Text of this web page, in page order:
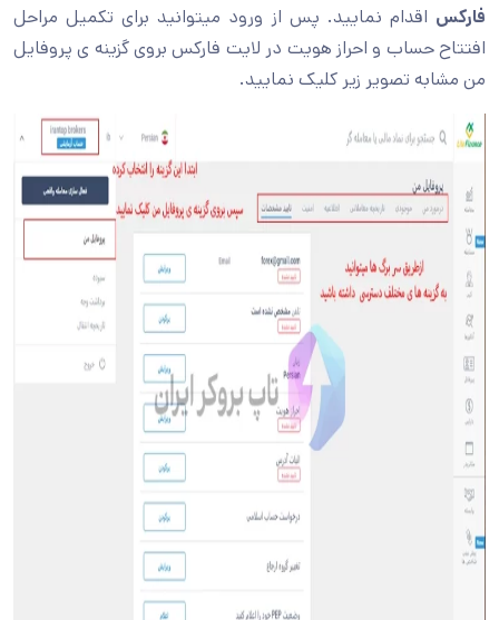
فارکس اقدام نمایید. پس از ورود میتوانید برای تکمیل مراحل
افتتاح حساب و احراز هویت در لایت فارکس بروی گزینه ی پروفایل
من مشابه تصویر زیر کلیک نمایید.